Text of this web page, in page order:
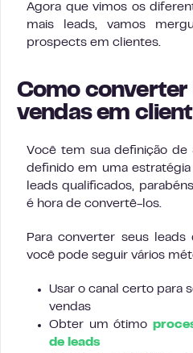
Agora que vimos os
mais leads, vamos
prospects em clientes.
Como converter
vendas em
Você tem sua definição de
definido em uma
leads qualificados,
é hora de convertê-los.
Para converter seus leads
você pode seguir vários
Usar o canal certo para
vendas
Obter um ótimo
de leads